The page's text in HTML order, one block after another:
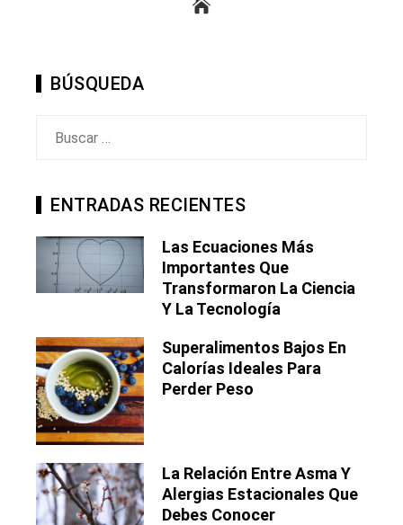
BÚSQUEDA
ENTRADAS RECIENTES
Las Ecuaciones Más
Importantes Que
Transformaron La Ciencia
Y La Tecnología
Superalimentos Bajos En
Calorías Ideales Para
Perder Peso
La Relación Entre Asma Y
Alergias Estacionales Que
Debes Conocer